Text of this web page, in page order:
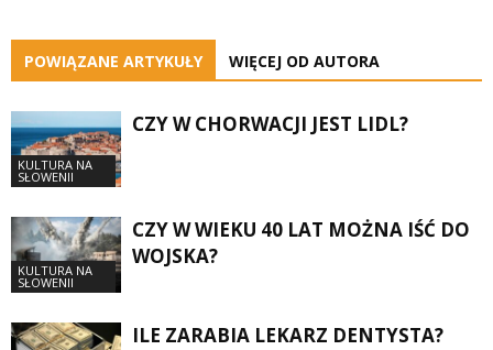
POWIĄZANE ARTYKUŁY WIĘCEJ OD AUTORA
KULTURA NA
SŁOWENII
CZY W CHORWACJI JEST LIDL?
KULTURA NA
SŁOWENII
CZY W WIEKU 40 LAT MOŻNA IŚĆ DO
WOJSKA?
ILE ZARABIA LEKARZ DENTYSTA?